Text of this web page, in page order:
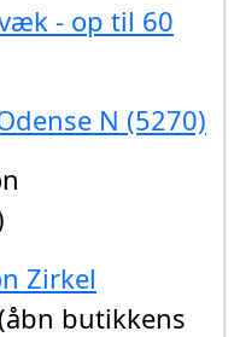
- op til 60
N (5270)
Zirkel
butikkens